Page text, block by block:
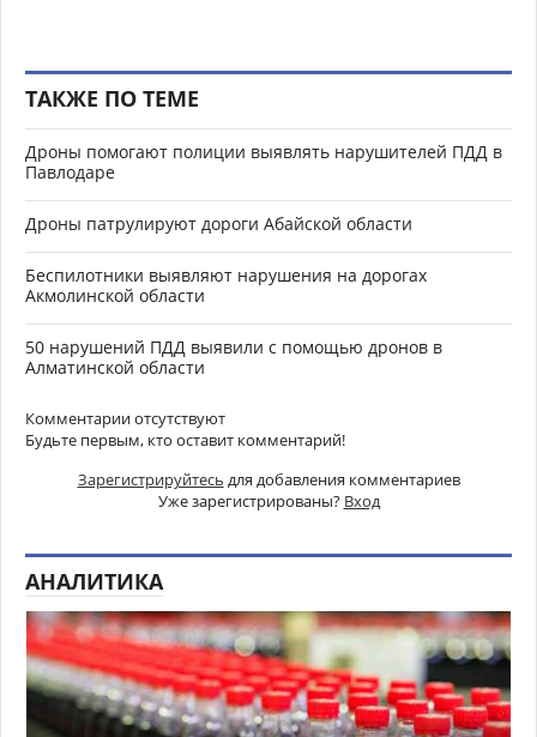
ТАКЖЕ ПО ТЕМЕ
Дроны помогают полиции выявлять нарушителей ПДД в
Павлодаре
Дроны патрулируют дороги Абайской области
Беспилотники выявляют нарушения на дорогах
Акмолинской области
50 нарушений ПДД выявили с помощью дронов в
Алматинской области
Комментарии отсутствуют
Будьте первым, кто оставит комментарий!
Зарегистрируйтесь для добавления комментариев
Уже зарегистрированы? Вход
АНАЛИТИКА